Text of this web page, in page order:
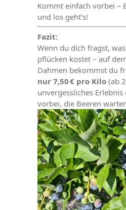
Kommt einfach vorbei –
und los geht’s!
Fazit:
Wenn du dich fragst,
pflücken kostet – auf
Dahmen bekommst du
nur 7,50 € pro Kilo (ab
unvergessliches Erlebnis
vorbei, die Beeren